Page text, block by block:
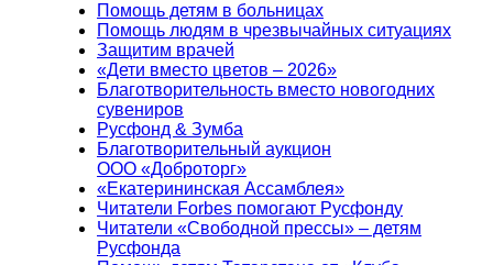
Помощь детям в больницах
Помощь людям в чрезвычайных ситуациях
Защитим врачей
«Дети вместо цветов – 2026»
Благотворительность вместо новогодних
сувениров
Русфонд & Зумба
Благотворительный аукцион
ООО «Доброторг»
«Екатерининская Ассамблея»
Читатели Forbes помогают Русфонду
Читатели «Свободной прессы» – детям
Русфонда